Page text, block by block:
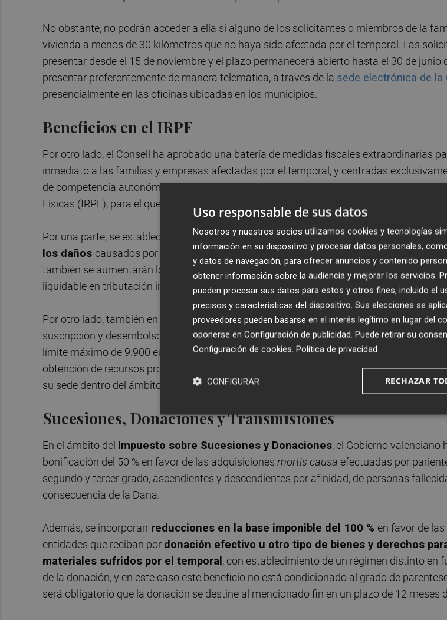
No obstante, no podrán acceder a ella si alguno de los solicitantes o miembros de la
vivienda a menos de 30 kilómetros que no haya sido afectada por el temporal. Las
presentar desde el 15 de noviembre y el plazo permanecerá abierto hasta el 30 de junio
presentar preferentemente de manera telemática, a través de la sede electrónica de la
presencialmente en las oficinas ubicadas en los municipios.
Beneficios en el IRPF
Por otro lado, el Consell ha aprobado una batería de medidas fiscales extraordinarias
inmediato a las familias y empresas afectadas por el temporal, y centradas
de competencia autonómica, como el tramo autonómico del Impuesto sobre las Renta
Físicas (IRPF), para el que se han aprobado dos medidas que se extenderán a 2024 y
Por una parte, se establece una
deducción del 100 % de los gastos acometidos
los daños causados por el temporal en vivienda habitual, con un límite de 2.000 euros.
también se aumentarán los límites de renta para acceder a las deducciones hasta los
liquidable en tributación individual y los 60.000 euros en tributación conjunta.
Por otro lado, también en cuanto al IRPF, se fija unadeducción del 45% en las
suscripción y desembolso de acciones para la constitución o ampliación de capital de
límite máximo de 9.900 euros de deducción por contribuyente. Una medida que busca
obtención de recursos propios por parte de las entidades que desarrollen actividades
su sede dentro del ámbito territorial damnificado", según el Consell.
Sucesiones, Donaciones y Transmisiones
En el ámbito del Impuesto sobre Sucesiones y Donaciones, el Gobierno valenciano
bonificación del 50 % en favor de las adquisiciones mortis causa efectuadas por
segundo y tercer grado, ascendientes y descendientes por afinidad, de personas
consecuencia de la Dana.
Además, se incorporan reducciones en la base imponible del 100 % en favor de
entidades que reciban por donación efectivo u otro tipo de bienes y derechos
materiales sufridos por el temporal, con establecimiento de un régimen distinto en
de la donación, y en este caso este beneficio no está condicionado al grado de
será obligatorio que la donación se destine al mencionado fin en un plazo de 12 meses
Uso responsable de sus datos
Nosotros y nuestros socios utilizamos cookies y tecnologías
información en su dispositivo y procesar datos personales,
y datos de navegación, para ofrecer anuncios y contenido
obtener información sobre la audiencia y mejorar los servicios.
pueden procesar sus datos para estos y otros fines, incluido el
precisos y características del dispositivo. Sus elecciones se
proveedores pueden basarse en el interés legítimo en lugar del
oponerse en Configuración de publicidad. Puede retirar su
Configuración de cookies. Política de privacidad
RECHAZAR
CONFIGURAR